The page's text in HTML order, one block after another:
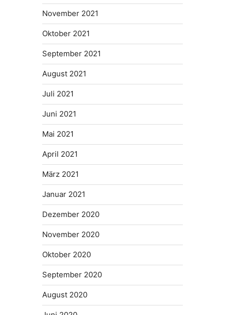
November 2021
Oktober 2021
September 2021
August 2021
Juli 2021
Juni 2021
Mai 2021
April 2021
März 2021
Januar 2021
Dezember 2020
November 2020
Oktober 2020
September 2020
August 2020